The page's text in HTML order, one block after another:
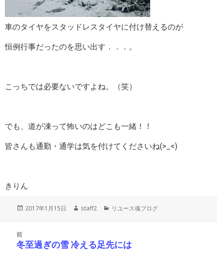
車のタイヤをスタッドレスタイヤに付け替えるのが
恒例行事だったのを思い出す．．．。
こっちでは必要ないですよね。（笑）
でも、道が凍って怖いのはどこも一緒！！
皆さんも通勤・通学は気を付けてくださいね(>_<)
きりん
投
2017年1月15日
作
staff2
カ
ー
リユース魂ブログ
前
前
冬至過ぎの雪 冷える足先には